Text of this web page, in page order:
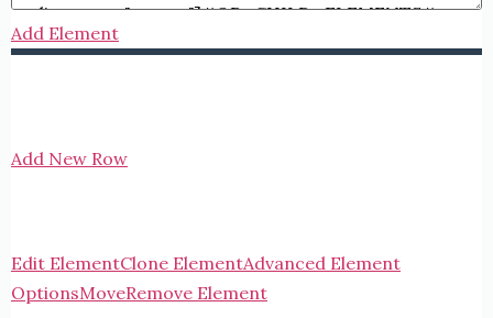
Add Element
Add New Row
Edit ElementClone ElementAdvanced Element
OptionsMoveRemove Element